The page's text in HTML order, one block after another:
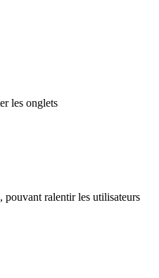
les onglets
ralentir les utilisateurs